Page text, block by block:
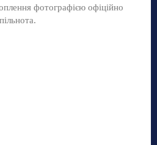
фотографією офіційно